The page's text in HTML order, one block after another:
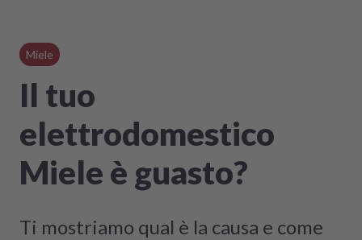
Miele
Il tuo
elettrodomestico
Miele è guasto?
Ti mostriamo qual è la causa e come